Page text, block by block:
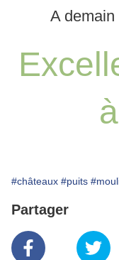
A demain
#châteaux #puits
Partager